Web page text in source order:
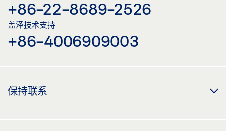
+86-22-8689-2526
盖泽技术支持
+86-4006909003
保持联系